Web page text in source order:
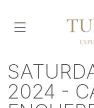
2024 -